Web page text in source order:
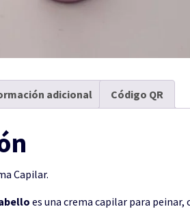
adicional Código QR
Capilar.
es una crema capilar para